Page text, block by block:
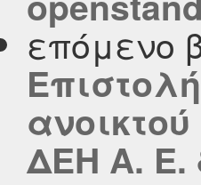
επόμενο
ΔΕΗ Α. Ε.